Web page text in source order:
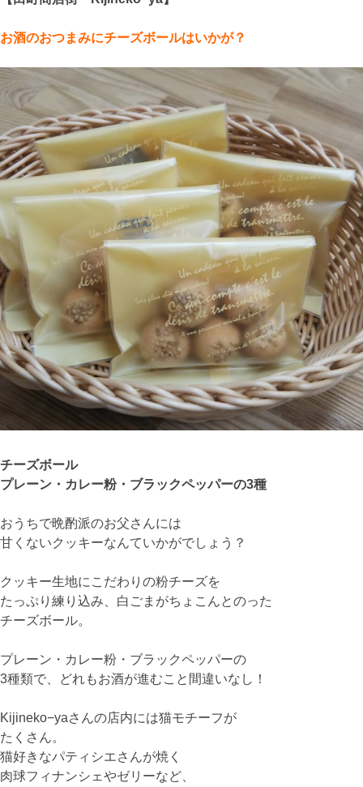
お酒のおつまみにチーズボールはいかが？
チーズボール
プレーン・カレー粉・ブラックペッパーの3種
おうちで晩酌派のお父さんには
甘くないクッキーなんていかがでしょう？
クッキー生地にこだわりの粉チーズを
たっぷり練り込み、白ごまがちょこんとのった
チーズボール。
プレーン・カレー粉・ブラックペッパーの
3種類で、どれもお酒が進むこと間違いなし！
Kijineko−yaさんの店内には猫モチーフが
たくさん。
猫好きなパティシエさんが焼く
肉球フィナンシェやゼリーなど、